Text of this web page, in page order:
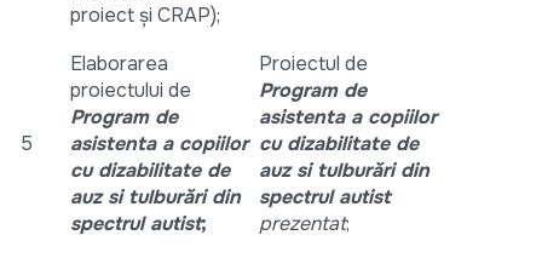
proiect și CRAP);
5
Elaborarea
proiectului de
Program de
asistenta a copiilor
cu dizabilitate de
auz si tulburări din
spectrul autist;
Proiectul de
Program de
asistenta a copiilor
cu dizabilitate de
auz si tulburări din
spectrul autist
prezentat;